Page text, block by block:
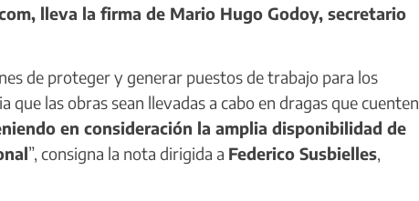
lleva la firma de Mario Hugo Godoy, secretario
de proteger y generar puestos de trabajo para los
las obras sean llevadas a cabo en dragas que cuenten
en consideración la amplia disponibilidad de
”, consigna la nota dirigida a Federico Susbielles,